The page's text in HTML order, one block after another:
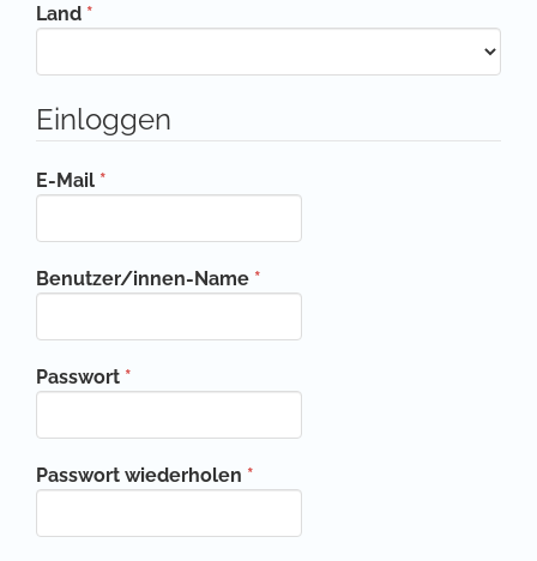
Land *
Einloggen
E-Mail *
Benutzer/innen-Name *
Passwort *
Passwort wiederholen *